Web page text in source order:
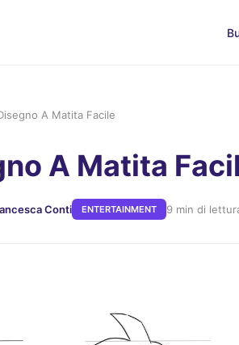
A Matita Facile
A Matita
Conti ENTERTAINMENT 9 min di